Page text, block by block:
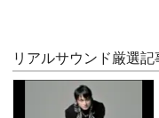
リアルサウンド厳選記